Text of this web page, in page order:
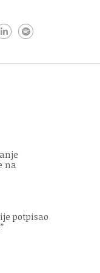
na
potpisao